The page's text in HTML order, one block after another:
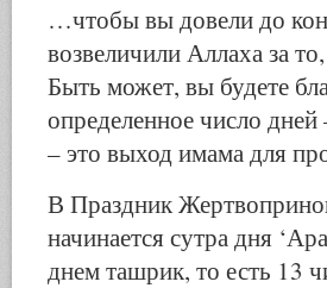
…чтобы вы довели до
возвеличили Аллаха за
Быть может, вы будете
определенное число дней
– это выход имама для
В Праздник
начинается сутра дня
днем ташрик, то есть 13